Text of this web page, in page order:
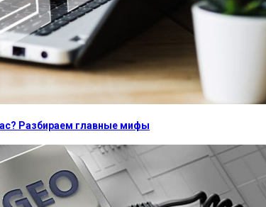
Разбираем главные мифы